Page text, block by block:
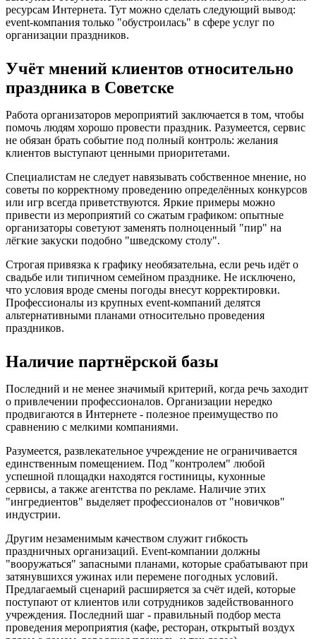
ресурсам Интернета. Тут можно сделать следующий вывод:
event-компания только "обустроилась" в сфере услуг по
организации праздников.
Учёт мнений клиентов относительно
праздника в Советске
Работа организаторов мероприятий заключается в том, чтобы
помочь людям хорошо провести праздник. Разумеется, сервис
не обязан брать событие под полный контроль: желания
клиентов выступают ценными приоритетами.
Специалистам не следует навязывать собственное мнение, но
советы по корректному проведению определённых конкурсов
или игр всегда приветствуются. Яркие примеры можно
привести из мероприятий со сжатым графиком: опытные
организаторы советуют заменять полноценный "пир" на
лёгкие закуски подобно "шведскому столу".
Строгая привязка к графику необязательна, если речь идёт о
свадьбе или типичном семейном празднике. Не исключено,
что условия вроде смены погоды внесут корректировки.
Профессионалы из крупных event-компаний делятся
альтернативными планами относительно проведения
праздников.
Наличие партнёрской базы
Последний и не менее значимый критерий, когда речь заходит
о привлечении профессионалов. Организации нередко
продвигаются в Интернете - полезное преимущество по
сравнению с мелкими компаниями.
Разумеется, развлекательное учреждение не ограничивается
единственным помещением. Под "контролем" любой
успешной площадки находятся гостиницы, кухонные
сервисы, а также агентства по рекламе. Наличие этих
"ингредиентов" выделяет профессионалов от "новичков"
индустрии.
Другим незаменимым качеством служит гибкость
праздничных организаций. Event-компании должны
"вооружаться" запасными планами, которые срабатывают при
затянувшихся ужинах или перемене погодных условий.
Предлагаемый сценарий расширяется за счёт идей, которые
поступают от клиентов или сотрудников задействованного
учреждения. Последний шаг - правильный подбор места
проведения мероприятия (кафе, ресторан, открытый воздух